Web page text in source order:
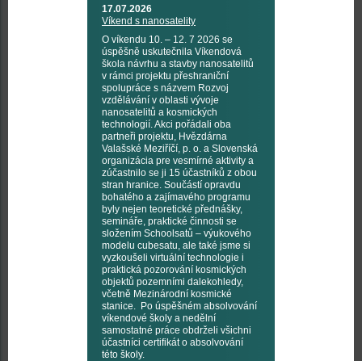
17.07.2026
Víkend s nanosatelity
O víkendu 10. – 12. 7 2026 se
úspěšně uskutečnila Víkendová
škola návrhu a stavby nanosatelitů
v rámci projektu přeshraniční
spolupráce s názvem Rozvoj
vzdělávání v oblasti vývoje
nanosatelitů a kosmických
technologií. Akci pořádali oba
partneři projektu, Hvězdárna
Valašské Meziříčí, p. o. a Slovenská
organizácia pre vesmírné aktivity a
zúčastnilo se ji 15 účastníků z obou
stran hranice. Součástí opravdu
bohatého a zajímavého programu
byly nejen teoretické přednášky,
semináře, praktické činnosti se
složením Schoolsatů – výukového
modelu cubesatu, ale také jsme si
vyzkoušeli virtuální technologie i
praktická pozorování kosmických
objektů pozemními dalekohledy,
včetně Mezinárodní kosmické
stanice. Po úspěšném absolvování
víkendové školy a nedělní
samostatné práce obdrželi všichni
účastníci certifikát o absolvování
této školy.